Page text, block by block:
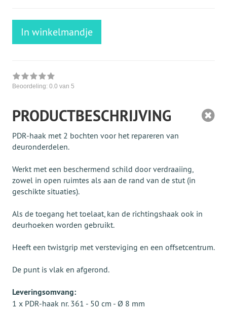
In winkelmandje
Beoordeling: 0.0 van 5
PRODUCTBESCHRIJVING
PDR-haak met 2 bochten voor het repareren van
deuronderdelen.
Werkt met een beschermend schild door verdraaiing,
zowel in open ruimtes als aan de rand van de stut (in
geschikte situaties).
Als de toegang het toelaat, kan de richtingshaak ook in
deurhoeken worden gebruikt.
Heeft een twistgrip met versteviging en een offsetcentrum.
De punt is vlak en afgerond.
Leveringsomvang:
1 x PDR-haak nr. 361 - 50 cm - Ø 8 mm